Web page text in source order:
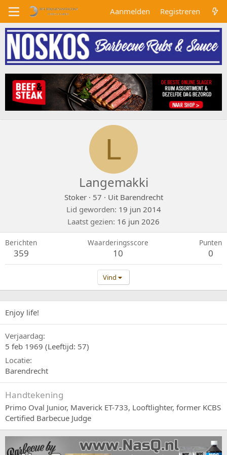
Aanmelden Registreren
L
Langemakki
Stoker · 57 · Uit Barendrecht
Lid geworden 19 jun 2014
Laatst gezien 16 jun 2026
Berichten
359
Waarderingsscore
10
Punten
0
Vind
Enjoy life!
Verjaardag
5 feb 1969 (Leeftijd: 57)
Locatie
Barendrecht
Handtekening
Primo Oval Junior, Maverick ET-733, Looftlighter, former KCBS
Certified Barbecue Judge